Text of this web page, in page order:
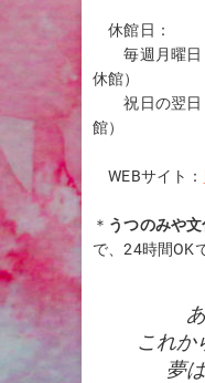
休館日：
毎週月曜日
休館）
祝日の翌日
館）
WEBサイト：
＊ うつのみや
で、24時間OK
これか
夢